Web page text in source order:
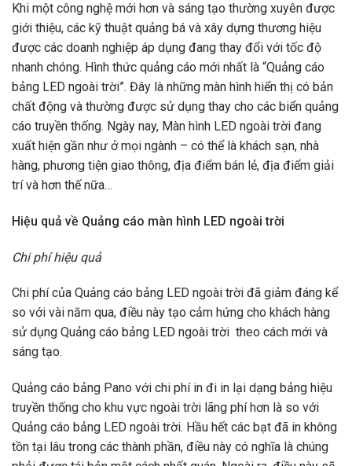
Khi một công nghệ mới hơn và sáng tạo thường xuyên được
giới thiệu, các kỹ thuật quảng bá và xây dựng thương hiệu
được các doanh nghiệp áp dụng đang thay đổi với tốc độ
nhanh chóng. Hình thức quảng cáo mới nhất là “Quảng cáo
bảng LED ngoài trời”. Đây là những màn hình hiển thị có bản
chất động và thường được sử dụng thay cho các biển quảng
cáo truyền thống. Ngày nay, Màn hình LED ngoài trời đang
xuất hiện gần như ở mọi ngành – có thể là khách sạn, nhà
hàng, phương tiện giao thông, địa điểm bán lẻ, địa điểm giải
trí và hơn thế nữa…
Hiệu quả về Quảng cáo màn hình LED ngoài trời
Chi phí hiệu quả
Chi phí của Quảng cáo bảng LED ngoài trời đã giảm đáng kể
so với vài năm qua, điều này tạo cảm hứng cho khách hàng
sử dụng Quảng cáo bảng LED ngoài trời theo cách mới và
sáng tạo.
Quảng cáo bảng Pano với chi phí in đi in lại dạng bảng hiệu
truyền thống cho khu vực ngoài trời lãng phí hơn là so với
Quảng cáo bảng LED ngoài trời. Hầu hết các bạt đã in không
tồn tại lâu trong các thành phần, điều này có nghĩa là chúng